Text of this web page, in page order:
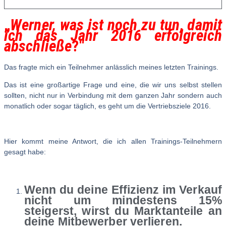
„Werner, was ist noch zu tun, damit
ich das Jahr 2016 erfolgreich
abschließe?“
Das fragte mich ein Teilnehmer anlässlich meines letzten Trainings.
Das ist eine großartige Frage und eine, die wir uns selbst stellen
sollten, nicht nur in Verbindung mit dem ganzen Jahr sondern auch
monatlich oder sogar täglich, es geht um die Vertriebsziele 2016.
Hier kommt meine Antwort, die ich allen Trainings-Teilnehmern
gesagt habe:
Wenn du deine Effizienz im Verkauf
nicht um mindestens 15%
steigerst, wirst du Marktanteile an
deine Mitbewerber verlieren.